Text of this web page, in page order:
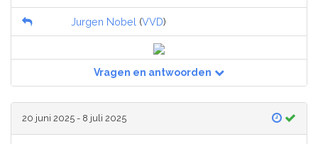
Jurgen Nobel (VVD)
Vragen en antwoorden
20 juni 2025 - 8 juli 2025